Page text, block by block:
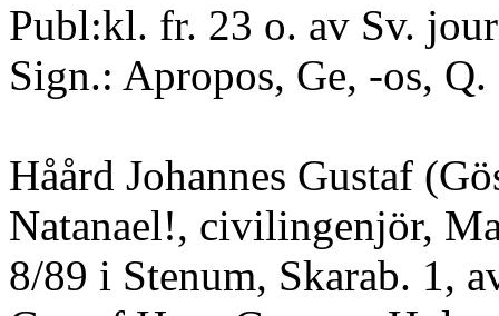
Publ:kl. fr. 23 o. av Sv.
Sign.: Apropos, Ge, -os, Q.
Håård Johannes Gustaf
Natanael!, civilingenjör,
8/89 i Stenum, Skarab. 1,